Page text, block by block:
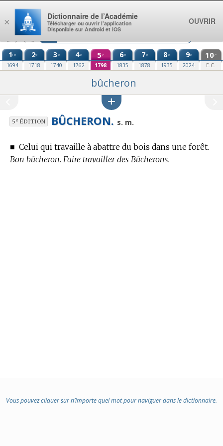
Aller au contenu
1re
1694
2e
1718
3e
1740
4e
1762
5e
1798
6e
1835
7e
1878
8e
1935
9e
2024
10e
E.C.
bûcheron
5eÉDITION BÛCHERON. s. m.
■ Celui qui travaille à abattre du bois dans une forêt.
Bon bûcheron. Faire travailler des Bûcherons.
Vous pouvez cliquer sur n’importe quel mot pour naviguer dans le dictionnaire.
×
Dictionnaire de l’Académie
Télécharger ou ouvrir l’application
Disponible sur Android et iOS
OUVRIR